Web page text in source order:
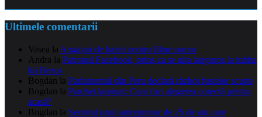
Ultimele comentarii
Vasea la Angajari de baieti pentru filme porno
Andra la Patronul Facebook, prins ca se uita languros la iubita
lui Bezos
Bogdan la Parlamentul din Peru declară război fustelor scurte
Bogdan la Parchet laminat: Cum faci alegerea corectă pentru
acasă?
Bogdan la Secretul unui antreprenor de 25 de ani care